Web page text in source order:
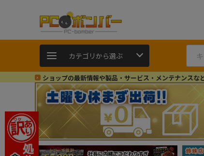
カテゴリから選ぶ
ショップの最新情報や製品・サービス・メンテナンスな